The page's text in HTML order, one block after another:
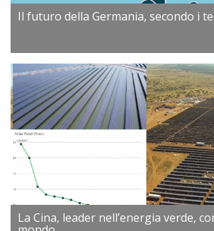
Il futuro della Germania, secondo i
La Cina, leader nell’energia verde,